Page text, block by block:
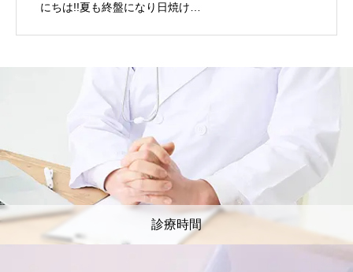
にちは!!夏も終盤になり日焼け…
診療時間